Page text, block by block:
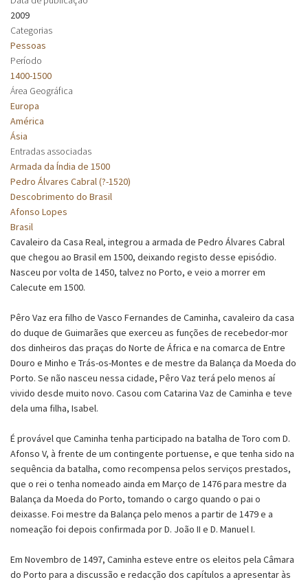
2009
Categorias
Pessoas
Período
1400-1500
Área Geográfica
Europa
América
Ásia
Entradas associadas
Armada da Índia de 1500
Pedro Álvares Cabral (?-1520)
Descobrimento do Brasil
Afonso Lopes
Brasil
Cavaleiro da Casa Real, integrou a armada de Pedro Álvares Cabral
que chegou ao Brasil em 1500, deixando registo desse episódio.
Nasceu por volta de 1450, talvez no Porto, e veio a morrer em
Calecute em 1500.
Pêro Vaz era filho de Vasco Fernandes de Caminha, cavaleiro da casa
do duque de Guimarães que exerceu as funções de recebedor-mor
dos dinheiros das praças do Norte de África e na comarca de Entre
Douro e Minho e Trás-os-Montes e de mestre da Balança da Moeda do
Porto. Se não nasceu nessa cidade, Pêro Vaz terá pelo menos aí
vivido desde muito novo. Casou com Catarina Vaz de Caminha e teve
dela uma filha, Isabel.
É provável que Caminha tenha participado na batalha de Toro com D.
Afonso V, à frente de um contingente portuense, e que tenha sido na
sequência da batalha, como recompensa pelos serviços prestados,
que o rei o tenha nomeado ainda em Março de 1476 para mestre da
Balança da Moeda do Porto, tomando o cargo quando o pai o
deixasse. Foi mestre da Balança pelo menos a partir de 1479 e a
nomeação foi depois confirmada por D. João II e D. Manuel I.
Em Novembro de 1497, Caminha esteve entre os eleitos pela Câmara
do Porto para a discussão e redacção dos capítulos a apresentar às